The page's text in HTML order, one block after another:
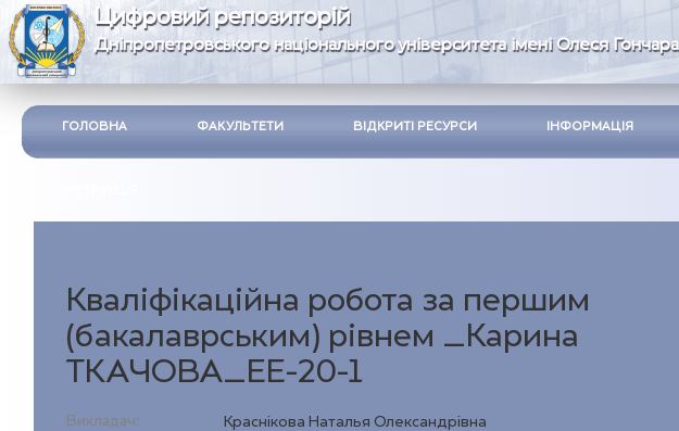
Цифровий репозиторій
Дніпропетровського національного університета імені Олеся Гончара
ГОЛОВНА ФАКУЛЬТЕТИ ВІДКРИТІ РЕСУРСИ ІНФОРМАЦІЯ
Кваліфікаційна робота за першим
(бакалаврським) рівнем _Карина
ТКАЧОВА_ЕЕ-20-1
Викладач: Краснікова Наталья Олександрівна